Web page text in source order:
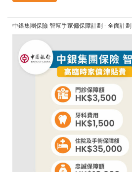
中銀集團保險 智幫手家傭保障計劃 - 全面計劃